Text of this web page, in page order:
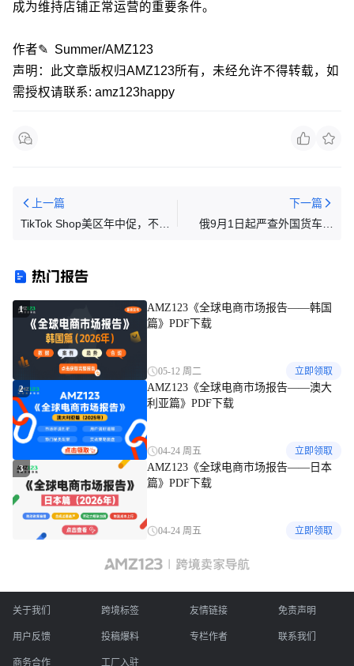
成为维持店铺正常运营的重要条件。
作者✎ Summer/AMZ123
声明：此文章版权归AMZ123所有，未经允许不得转载，如
需授权请联系: amz123happy
上一篇
TikTok Shop美区年中促，不止
下一篇
俄9月1日起严查外国货车欠
热门报告
1
AMZ123《全球电商市场报告——韩国
篇》PDF下载
05-12 周二 立即领取
2
AMZ123《全球电商市场报告——澳大
利亚篇》PDF下载
04-24 周五 立即领取
3
AMZ123《全球电商市场报告——日本
篇》PDF下载
04-24 周五 立即领取
关于我们 跨境标签 友情链接 免责声明
用户反馈 投稿爆料 专栏作者 联系我们
商务合作 工厂入驻